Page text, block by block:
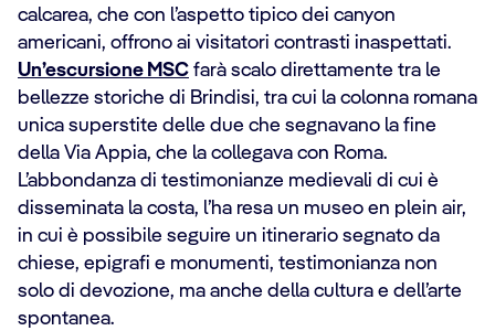
calcarea, che con l’aspetto tipico dei canyon
americani, offrono ai visitatori contrasti inaspettati.
Un’escursione MSC farà scalo direttamente tra le
bellezze storiche di Brindisi, tra cui la colonna romana
unica superstite delle due che segnavano la fine
della Via Appia, che la collegava con Roma.
L’abbondanza di testimonianze medievali di cui è
disseminata la costa, l’ha resa un museo en plein air,
in cui è possibile seguire un itinerario segnato da
chiese, epigrafi e monumenti, testimonianza non
solo di devozione, ma anche della cultura e dell’arte
spontanea.